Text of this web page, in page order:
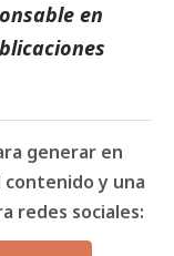
en
generar en
contenido y una
redes sociales: